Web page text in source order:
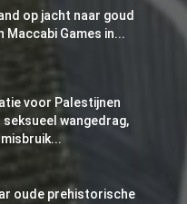
op jacht naar goud
Maccabi Games in...
voor Palestijnen
wangedrag,
oude prehistorische